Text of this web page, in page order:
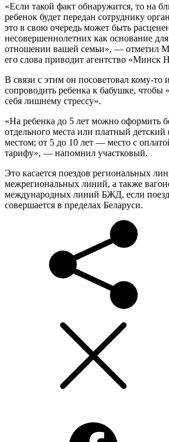
«Если такой факт обнаружится, то на
ребенок будет передан сотруднику
это в свою очередь может быть
несовершеннолетних как основание
отношении вашей семьи», — отметил
его слова приводит агентство «Минск
В связи с этим он посоветовал кому-то
сопроводить ребенка к бабушке, чтобы
себя лишнему стрессу».
«На ребенка до 5 лет можно оформить
отдельного места или платный
местом; от 5 до 10 лет — место с
тарифу», — напомнил участковый.
Это касается поездов региональных
межрегиональных линий, а также
международных линий БЖД, если
совершается в пределах Беларуси.